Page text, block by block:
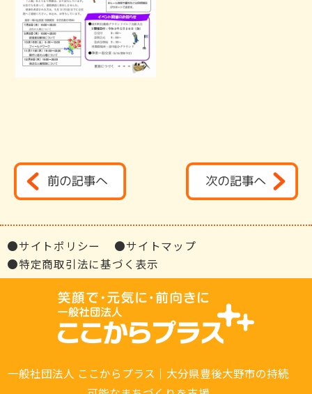
●サイトポリシー
●サイトマップ
●特定商取引法に基づく表示
一般社団法人 ここからプラス｜大分県豊後大野市の持続